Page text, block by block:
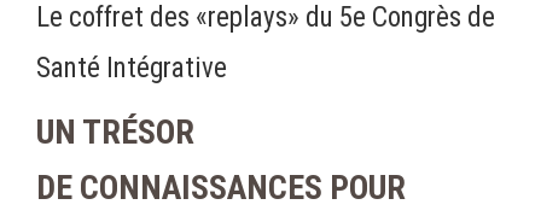
Le coffret des «replays» du 5e Congrès de
Santé Intégrative
UN TRÉSOR
DE CONNAISSANCES POUR